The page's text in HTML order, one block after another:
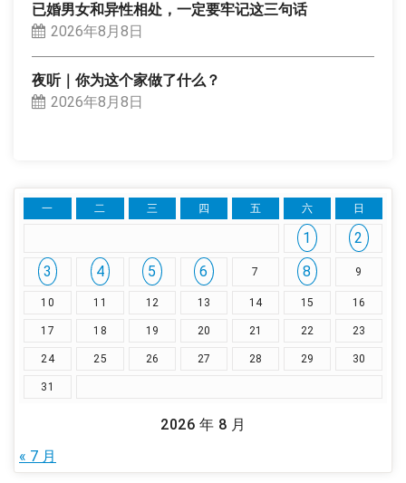
已婚男女和异性相处，一定要牢记这三句话
2026年8月8日
夜听｜你为这个家做了什么？
2026年8月8日
2026 年 8 月
一 二 三 四 五 六 日
1
2
3
4 5 6 7 8 9
10 11 12 13 14 15 16
17 18 19 20 21 22 23
24 25 26 27 28 29 30
31
« 7 月